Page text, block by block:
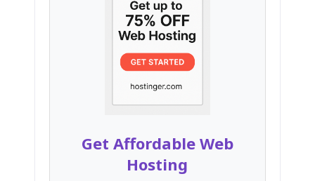
Get Affordable Web
Hosting